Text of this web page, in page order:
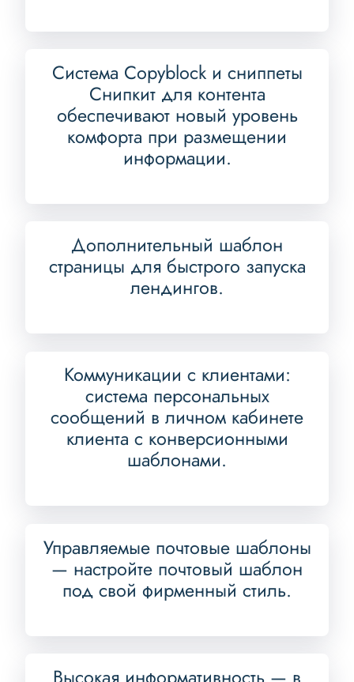
Система Copyblock и сниппеты
Снипкит для контента
обеспечивают новый уровень
комфорта при размещении
информации.
Дополнительный шаблон
страницы для быстрого запуска
лендингов.
Коммуникации с клиентами:
система персональных
сообщений в личном кабинете
клиента с конверсионными
шаблонами.
Управляемые почтовые шаблоны
— настройте почтовый шаблон
под свой фирменный стиль.